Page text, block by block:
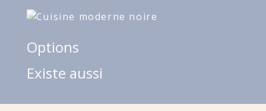
Options
Existe aussi